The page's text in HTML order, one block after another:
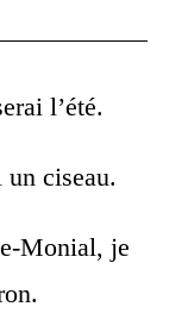
l’été.
un ciseau.
Monial, je